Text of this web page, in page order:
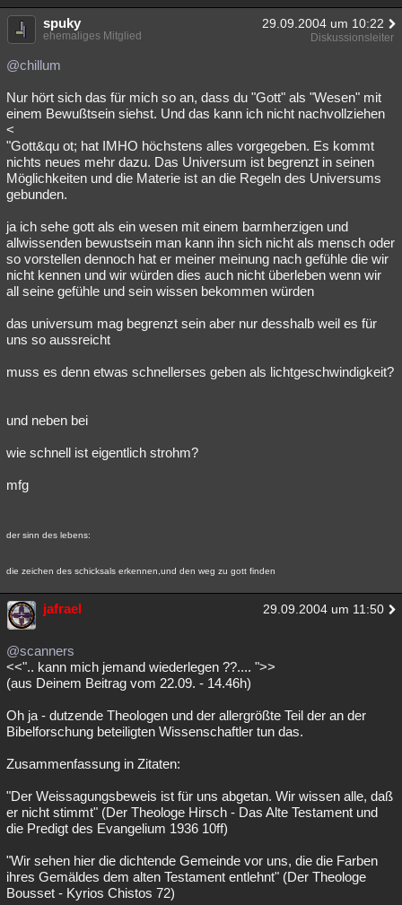
spuky 29.09.2004 um 10:22
ehemaliges Mitglied Diskussionsleiter
@chillum
Nur hört sich das für mich so an, dass du "Gott" als "Wesen" mit
einem Bewußtsein siehst. Und das kann ich nicht nachvollziehen
<
"Gott&qu ot; hat IMHO höchstens alles vorgegeben. Es kommt
nichts neues mehr dazu. Das Universum ist begrenzt in seinen
Möglichkeiten und die Materie ist an die Regeln des Universums
gebunden.
ja ich sehe gott als ein wesen mit einem barmherzigen und
allwissenden bewustsein man kann ihn sich nicht als mensch oder
so vorstellen dennoch hat er meiner meinung nach gefühle die wir
nicht kennen und wir würden dies auch nicht überleben wenn wir
all seine gefühle und sein wissen bekommen würden
das universum mag begrenzt sein aber nur desshalb weil es für
uns so aussreicht
muss es denn etwas schnellerses geben als lichtgeschwindigkeit?
und neben bei
wie schnell ist eigentlich strohm?
mfg
der sinn des lebens:
die zeichen des schicksals erkennen,und den weg zu gott finden
jafrael 29.09.2004 um 11:50
@scanners
<<".. kann mich jemand wiederlegen ??.... ">>
(aus Deinem Beitrag vom 22.09. - 14.46h)
Oh ja - dutzende Theologen und der allergrößte Teil der an der
Bibelforschung beteiligten Wissenschaftler tun das.
Zusammenfassung in Zitaten:
"Der Weissagungsbeweis ist für uns abgetan. Wir wissen alle, daß
er nicht stimmt" (Der Theologe Hirsch - Das Alte Testament und
die Predigt des Evangelium 1936 10ff)
"Wir sehen hier die dichtende Gemeinde vor uns, die die Farben
ihres Gemäldes dem alten Testament entlehnt" (Der Theologe
Bousset - Kyrios Chistos 72)